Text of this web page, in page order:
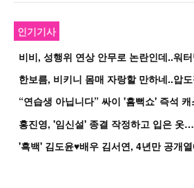
인기기사
한보름, 비키니 몸매 자랑할 만하네..압